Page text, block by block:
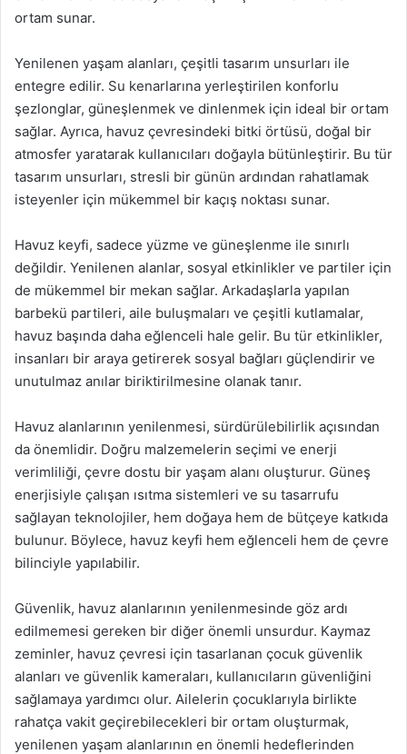
ortam sunar.
Yenilenen yaşam alanları, çeşitli tasarım unsurları ile
entegre edilir. Su kenarlarına yerleştirilen konforlu
şezlonglar, güneşlenmek ve dinlenmek için ideal bir ortam
sağlar. Ayrıca, havuz çevresindeki bitki örtüsü, doğal bir
atmosfer yaratarak kullanıcıları doğayla bütünleştirir. Bu tür
tasarım unsurları, stresli bir günün ardından rahatlamak
isteyenler için mükemmel bir kaçış noktası sunar.
Havuz keyfi, sadece yüzme ve güneşlenme ile sınırlı
değildir. Yenilenen alanlar, sosyal etkinlikler ve partiler için
de mükemmel bir mekan sağlar. Arkadaşlarla yapılan
barbekü partileri, aile buluşmaları ve çeşitli kutlamalar,
havuz başında daha eğlenceli hale gelir. Bu tür etkinlikler,
insanları bir araya getirerek sosyal bağları güçlendirir ve
unutulmaz anılar biriktirilmesine olanak tanır.
Havuz alanlarının yenilenmesi, sürdürülebilirlik açısından
da önemlidir. Doğru malzemelerin seçimi ve enerji
verimliliği, çevre dostu bir yaşam alanı oluşturur. Güneş
enerjisiyle çalışan ısıtma sistemleri ve su tasarrufu
sağlayan teknolojiler, hem doğaya hem de bütçeye katkıda
bulunur. Böylece, havuz keyfi hem eğlenceli hem de çevre
bilinciyle yapılabilir.
Güvenlik, havuz alanlarının yenilenmesinde göz ardı
edilmemesi gereken bir diğer önemli unsurdur. Kaymaz
zeminler, havuz çevresi için tasarlanan çocuk güvenlik
alanları ve güvenlik kameraları, kullanıcıların güvenliğini
sağlamaya yardımcı olur. Ailelerin çocuklarıyla birlikte
rahatça vakit geçirebilecekleri bir ortam oluşturmak,
yenilenen yaşam alanlarının en önemli hedeflerinden